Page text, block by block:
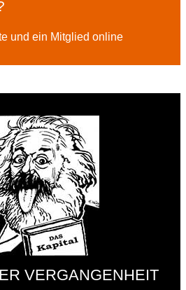
und ein Mitglied online
VERGANGENHEIT